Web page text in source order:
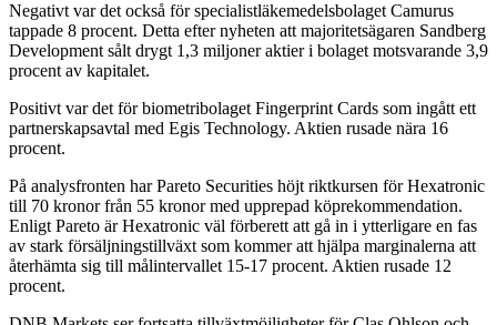
Negativt var det också för specialistläkemedelsbolaget Camurus
tappade 8 procent. Detta efter nyheten att majoritetsägaren Sandberg
Development sålt drygt 1,3 miljoner aktier i bolaget motsvarande 3,9
procent av kapitalet.
Positivt var det för biometribolaget Fingerprint Cards som ingått ett
partnerskapsavtal med Egis Technology. Aktien rusade nära 16
procent.
På analysfronten har Pareto Securities höjt riktkursen för Hexatronic
till 70 kronor från 55 kronor med upprepad köprekommendation.
Enligt Pareto är Hexatronic väl förberett att gå in i ytterligare en fas
av stark försäljningstillväxt som kommer att hjälpa marginalerna att
återhämta sig till målintervallet 15-17 procent. Aktien rusade 12
procent.